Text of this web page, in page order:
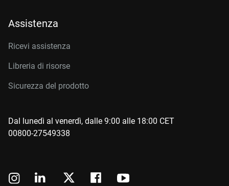
Assistenza
Ricevi assistenza
Libreria di risorse
Sicurezza del prodotto
Dal lunedì al venerdì, dalle 9:00 alle 18:00 CET
00800-27549338